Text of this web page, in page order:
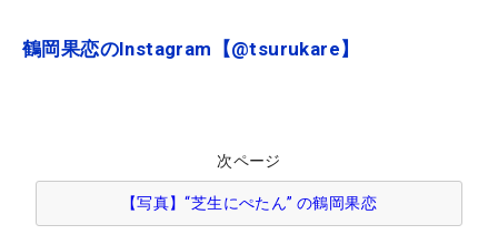
鶴岡果恋のInstagram【@tsurukare】
次ページ
【写真】“芝生にぺたん” の鶴岡果恋